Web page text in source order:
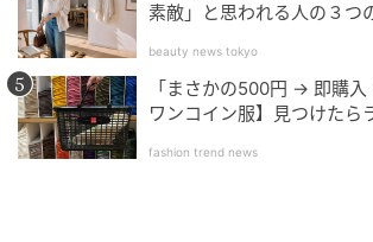
素敵」と思われる人の３つ
beauty news tokyo
「まさかの500円 → 即購
ワンコイン服】見つけたら
fashion trend news